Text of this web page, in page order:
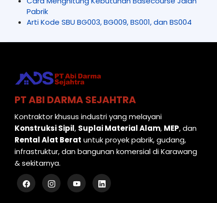
Pabrik
Arti Kode SBU BG003, BG009, BS001, dan BS004
PT ABI DARMA SEJAHTRA
Kontraktor khusus industri yang melayani
Konstruksi Sipil, Suplai Material Alam, MEP, dan
Rental Alat Berat untuk proyek pabrik, gudang,
infrastruktur, dan bangunan komersial di Karawang
& sekitarnya.